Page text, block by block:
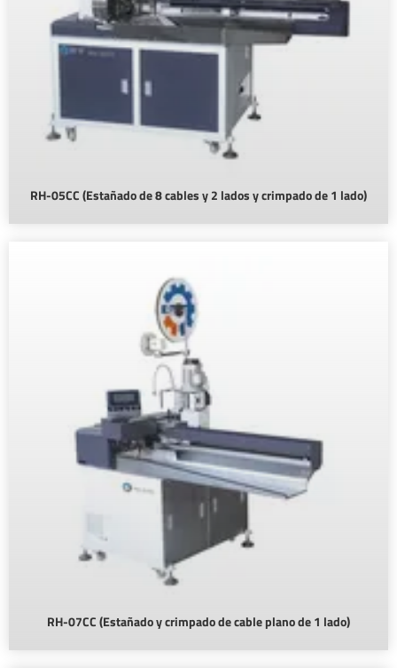
RH-05CC (Estañado de 8 cables y 2 lados y crimpado de 1 lado)
RH-07CC (Estañado y crimpado de cable plano de 1 lado)